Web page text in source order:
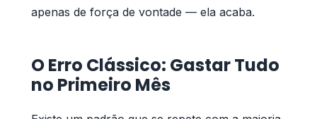
apenas de força de vontade — ela acaba.
O Erro Clássico: Gastar Tudo
no Primeiro Mês